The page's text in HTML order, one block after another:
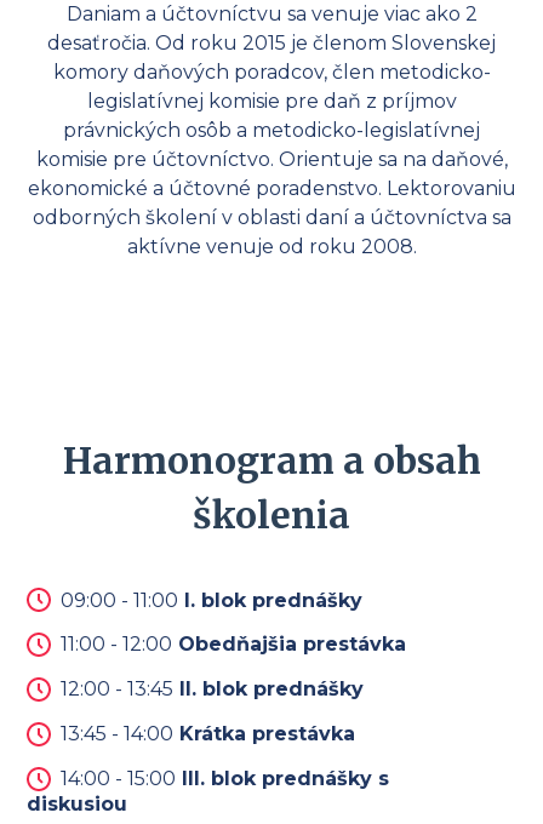
Daniam a účtovníctvu sa venuje viac ako 2
desaťročia. Od roku 2015 je členom Slovenskej
komory daňových poradcov, člen metodicko-
legislatívnej komisie pre daň z príjmov
právnických osôb a metodicko-legislatívnej
komisie pre účtovníctvo. Orientuje sa na daňové,
ekonomické a účtovné poradenstvo. Lektorovaniu
odborných školení v oblasti daní a účtovníctva sa
aktívne venuje od roku 2008.
Harmonogram a obsah
školenia
09:00 - 11:00 I. blok prednášky
11:00 - 12:00 Obedňajšia prestávka
12:00 - 13:45 II. blok prednášky
13:45 - 14:00 Krátka prestávka
14:00 - 15:00 III. blok prednášky s
diskusiou